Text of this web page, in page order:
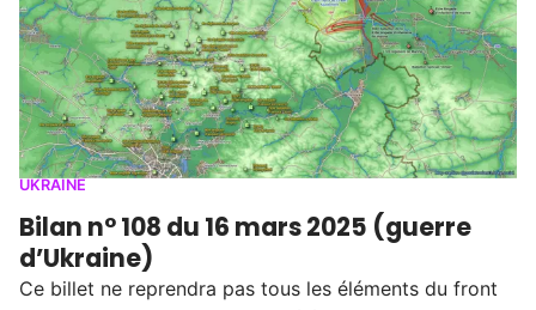
UKRAINE
Bilan n° 108 du 16 mars 2025 (guerre
d’Ukraine)
Ce billet ne reprendra pas tous les éléments du front